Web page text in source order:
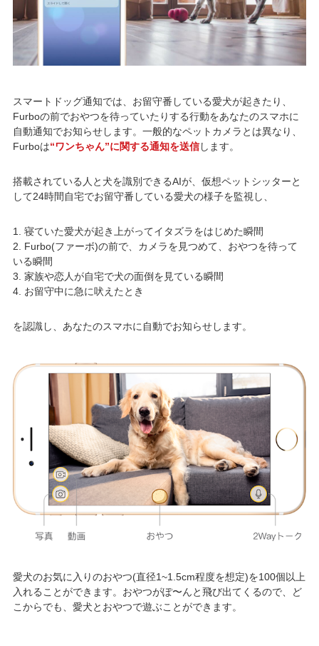
スマートドッグ通知では、お留守番している愛犬が起きたり、
Furboの前でおやつを待っていたりする行動をあなたのスマホに
自動通知でお知らせします。一般的なペットカメラとは異なり、
Furboは“ワンちゃん”に関する通知を送信します。
搭載されている人と犬を識別できるAIが、仮想ペットシッターと
して24時間自宅でお留守番している愛犬の様子を監視し、
1. 寝ていた愛犬が起き上がってイタズラをはじめた瞬間
2. Furbo(ファーボ)の前で、カメラを見つめて、おやつを待って
いる瞬間
3. 家族や恋人が自宅で犬の面倒を見ている瞬間
4. お留守中に急に吠えたとき
を認識し、あなたのスマホに自動でお知らせします。
愛犬のお気に入りのおやつ(直径1~1.5cm程度を想定)を100個以上
入れることができます。おやつがぽ〜んと飛び出てくるので、ど
こからでも、愛犬とおやつで遊ぶことができます。